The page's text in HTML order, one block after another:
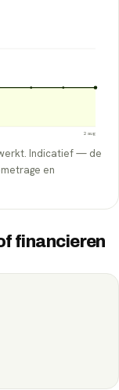
2 aug
Indicatief — de
en
financieren